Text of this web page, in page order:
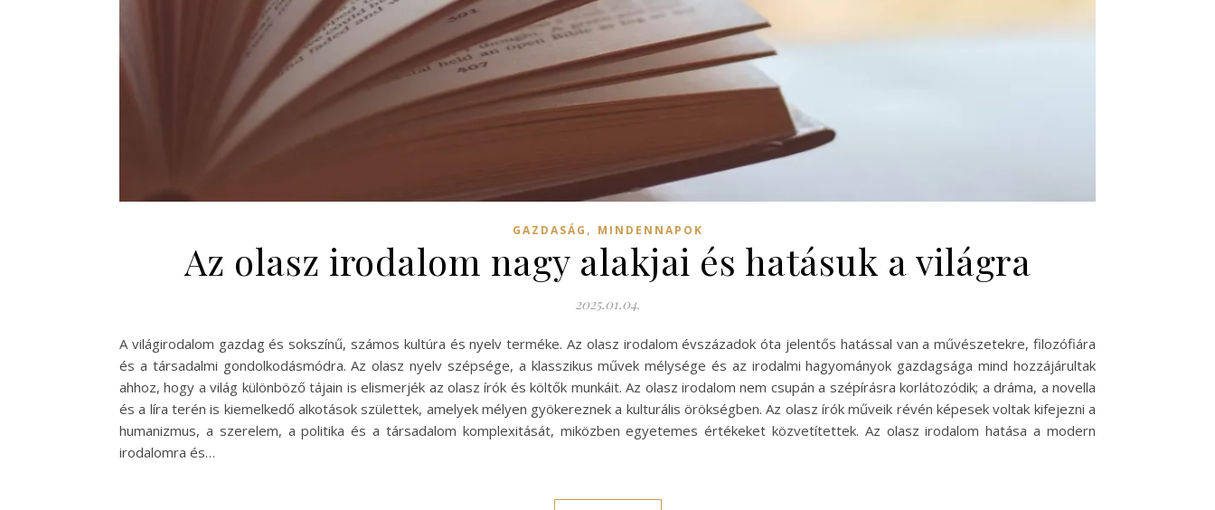
GAZDASÁG , MINDENNAPOK
Az olasz irodalom nagy alakjai és hatásuk a világra
2025.01.04.
A világirodalom gazdag és sokszínű, számos kultúra és nyelv terméke. Az olasz irodalom évszázadok óta jelentős hatással van a művészetekre, filozófiára
és a társadalmi gondolkodásmódra. Az olasz nyelv szépsége, a klasszikus művek mélysége és az irodalmi hagyományok gazdagsága mind hozzájárultak
ahhoz, hogy a világ különböző tájain is elismerjék az olasz írók és költők munkáit. Az olasz irodalom nem csupán a szépírásra korlátozódik; a dráma, a novella
és a líra terén is kiemelkedő alkotások születtek, amelyek mélyen gyökereznek a kulturális örökségben. Az olasz írók műveik révén képesek voltak kifejezni a
humanizmus, a szerelem, a politika és a társadalom komplexitását, miközben egyetemes értékeket közvetítettek. Az olasz irodalom hatása a modern
irodalomra és…